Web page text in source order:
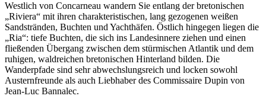
Westlich von Concarneau wandern Sie entlang der bretonischen
„Riviera“ mit ihren charakteristischen, lang gezogenen weißen
Sandstränden, Buchten und Yachthäfen. Östlich hingegen liegen die
„Ria“: tiefe Buchten, die sich ins Landesinnere ziehen und einen
fließenden Übergang zwischen dem stürmischen Atlantik und dem
ruhigen, waldreichen bretonischen Hinterland bilden. Die
Wanderpfade sind sehr abwechslungsreich und locken sowohl
Austernfreunde als auch Liebhaber des Commissaire Dupin von
Jean-Luc Bannalec.